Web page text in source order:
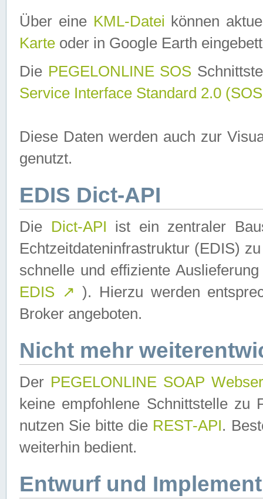
Über eine KML-Datei können
Karte oder in Google Earth
Die PEGELONLINE SOS
Service Interface Standard 2.0
Diese Daten werden auch zur
genutzt.
EDIS Dict-API
Die Dict-API ist ein zentraler
Echtzeitdateninfrastruktur (EDIS)
schnelle und effiziente
EDIS ↗ ). Hierzu werden
Broker angeboten.
Nicht mehr
Der PEGELONLINE SOAP
keine empfohlene Schnittstelle zu
nutzen Sie bitte die REST-API.
weiterhin bedient.
Entwurf und